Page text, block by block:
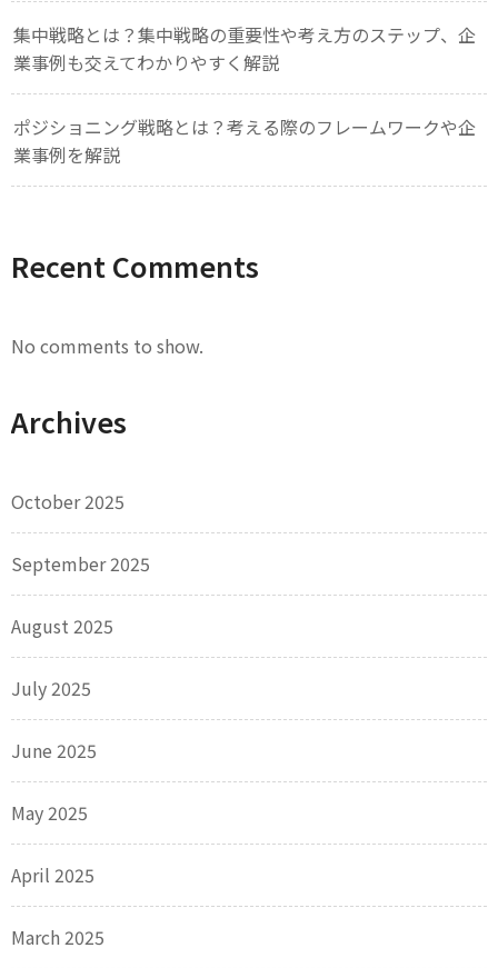
集中戦略とは？集中戦略の重要性や考え方のステップ、企
業事例も交えてわかりやすく解説
ポジショニング戦略とは？考える際のフレームワークや企
業事例を解説
Recent Comments
No comments to show.
Archives
October 2025
September 2025
August 2025
July 2025
June 2025
May 2025
April 2025
March 2025